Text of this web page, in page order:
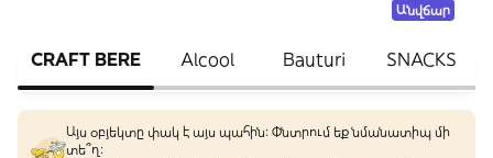
Անվճար
CRAFT BERE Alcool Bauturi SNACKS
Այս օբյեկտը փակ է այս պահին: Փնտրում եք նմանատիպ մի
տե՞ղ։